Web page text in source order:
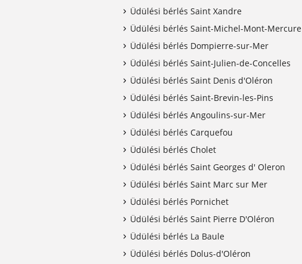
Üdülési bérlés Saint Xandre
Üdülési bérlés Saint-Michel-Mont-Mercure
Üdülési bérlés Dompierre-sur-Mer
Üdülési bérlés Saint-Julien-de-Concelles
Üdülési bérlés Saint Denis d'Oléron
Üdülési bérlés Saint-Brevin-les-Pins
Üdülési bérlés Angoulins-sur-Mer
Üdülési bérlés Carquefou
Üdülési bérlés Cholet
Üdülési bérlés Saint Georges d' Oleron
Üdülési bérlés Saint Marc sur Mer
Üdülési bérlés Pornichet
Üdülési bérlés Saint Pierre D'Oléron
Üdülési bérlés La Baule
Üdülési bérlés Dolus-d'Oléron